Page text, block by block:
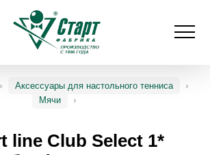
Аксессуары для настольного тенниса
Мячи
line Club Select 1*